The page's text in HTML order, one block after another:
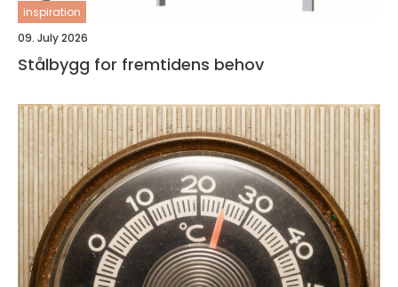
inspiration
09. July 2026
Stålbygg for fremtidens behov